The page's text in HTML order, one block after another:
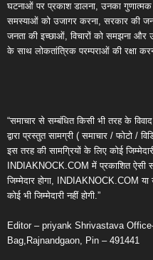
घटनाओं पर प्रकाश डालना, उनका गुणात्मक
समस्याओं को उजागर करना, सरकार की
जनता की इच्छाओं, विचारों को समझना और
के साथ लोकतांत्रिक परम्पराओं की रक्षा
“समाचार से सम्बंधित किसी भी तरह के
द्वारा प्रस्तुत सामग्री ( समाचार / फोटो /
इस तरह की सामग्रियों के लिए कोई
INDIAKNOCK.COM में प्रकाशित ऐसी
जिम्मेदार होगा, INDIAKNOCK.COM
कोई भी जिम्मेदारी नहीं होगी.”
Editor – priyank Shrivastava
Bag,Rajnandgaon, Pin – 491441